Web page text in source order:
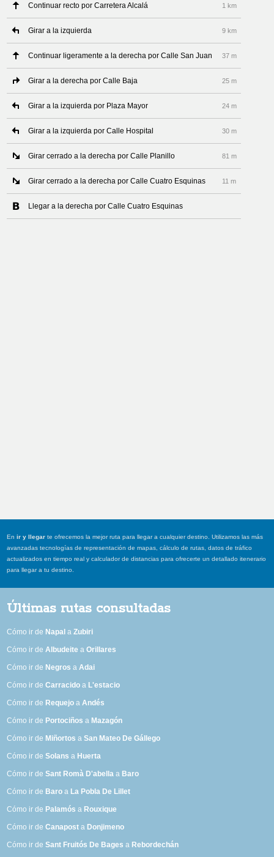
Continuar recto por Carretera Alcalá 1 km
Girar a la izquierda 9 km
Continuar ligeramente a la derecha por Calle San Juan 37 m
Girar a la derecha por Calle Baja 25 m
Girar a la izquierda por Plaza Mayor 24 m
Girar a la izquierda por Calle Hospital 30 m
Girar cerrado a la derecha por Calle Planillo 81 m
Girar cerrado a la derecha por Calle Cuatro Esquinas 11 m
Llegar a la derecha por Calle Cuatro Esquinas
Enir y llegar te ofrecemos la mejor ruta para llegar a cualquier destino. Utilizamos las más
avanzadas tecnologías de representación de mapas, cálculo de rutas, datos de tráfico
actualizados en tiempo real y calculador de distancias para ofrecerte un detallado itenerario
para llegar a tu destino.
Últimas rutas consultadas
Cómo ir de Napal aZubiri
Cómo ir deAlbudeite aOrillares
Cómo ir de Negros aAdai
Cómo ir deCarracido a L'estacio
Cómo ir de Requejo aAndés
Cómo ir de Portociños a Mazagón
Cómo ir de Miñortos aSan Mateo De Gállego
Cómo ir deSolans a Huerta
Cómo ir deSant Romà D'abella a Baro
Cómo ir de Baro a La Pobla De Lillet
Cómo ir de Palamós a Rouxique
Cómo ir deCanapost a Donjimeno
Cómo ir deSant Fruitós De Bages a Rebordechán